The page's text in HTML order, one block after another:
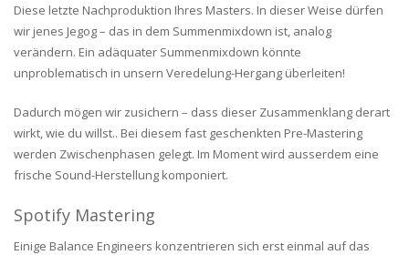
Diese letzte Nachproduktion Ihres Masters. In dieser Weise dürfen
wir jenes Jegog – das in dem Summenmixdown ist, analog
verändern. Ein adäquater Summenmixdown könnte
unproblematisch in unsern Veredelung-Hergang überleiten!
Dadurch mögen wir zusichern – dass dieser Zusammenklang derart
wirkt, wie du willst.. Bei diesem fast geschenkten Pre-Mastering
werden Zwischenphasen gelegt. Im Moment wird ausserdem eine
frische Sound-Herstellung komponiert.
Spotify Mastering
Einige Balance Engineers konzentrieren sich erst einmal auf das